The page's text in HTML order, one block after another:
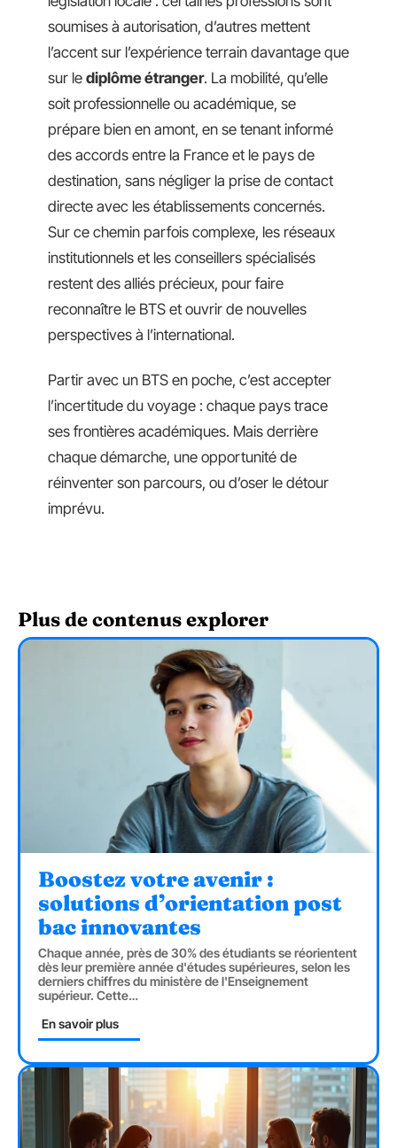
soumises à autorisation, d’autres mettent
l’accent sur l’expérience terrain davantage que
sur le diplôme étranger. La mobilité, qu’elle
soit professionnelle ou académique, se
prépare bien en amont, en se tenant informé
des accords entre la France et le pays de
destination, sans négliger la prise de contact
directe avec les établissements concernés.
Sur ce chemin parfois complexe, les réseaux
institutionnels et les conseillers spécialisés
restent des alliés précieux, pour faire
reconnaître le BTS et ouvrir de nouvelles
perspectives à l’international.
Partir avec un BTS en poche, c’est accepter
l’incertitude du voyage : chaque pays trace
ses frontières académiques. Mais derrière
chaque démarche, une opportunité de
réinventer son parcours, ou d’oser le détour
imprévu.
Plus de contenus explorer
Boostez votre avenir :
solutions d’orientation post
bac innovantes
Chaque année, près de 30% des étudiants se réorientent
dès leur première année d'études supérieures, selon les
derniers chiffres du ministère de l'Enseignement
supérieur. Cette…
En savoir plus